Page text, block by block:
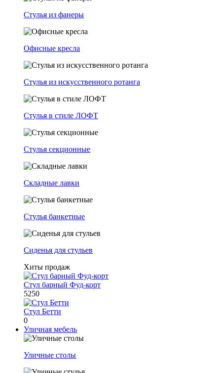
Стулья из фанеры
Офисные кресла
Стулья из искусственного ротанга
Стулья в стиле ЛОФТ
Стулья секционные
Складные лавки
Стулья банкетные
Сиденья для стульев
Хиты продаж
Стул барный Фуд-корт
5250
Стул Бетти
0
Уличная мебель
Уличные столы